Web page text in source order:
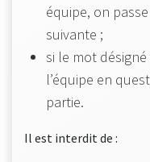
équipe, on
suivante ;
si le mot désigné
l’équipe en
partie.
Il est interdit de :